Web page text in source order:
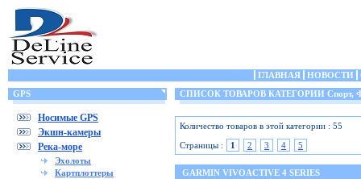
ГЛАВНАЯ НОВОСТИ
GPS
Носимые GPS
Экшн-камеры
Река-море
Эхолоты
Картплоттеры
СПИСОК ТОВАРОВ КАТЕГОРИИ Спорт,
Количество товаров в этой категории : 55
Страницы :
1 2 3 4 5
GARMIN VIVOACTIVE 4 SERIES